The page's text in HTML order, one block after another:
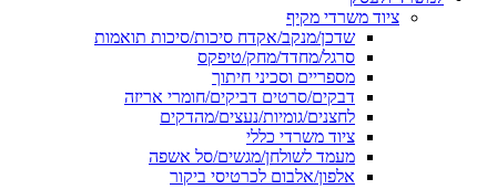
ציוד משרדי מקיף
שדכן/מנקב/אקדח סיכות/סיכות תואמות
סרגל/מחדד/מחק/טיפקס
מספריים וסכיני חיתוך
דבקים/סרטים דביקים/חומרי אריזה
לחצנים/גומיות/נעצים/מהדקים
ציוד משרדי כללי
מעמד לשולחן/מגשים/סל אשפה
אלפון/אלבום לכרטיסי ביקור